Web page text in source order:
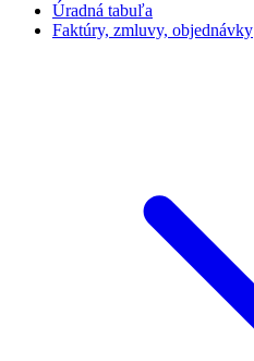
Úradná tabuľa
Faktúry, zmluvy, objednávky